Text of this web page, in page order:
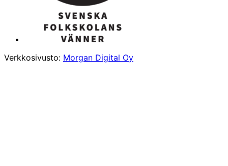
Verkkosivusto: Morgan Digital Oy